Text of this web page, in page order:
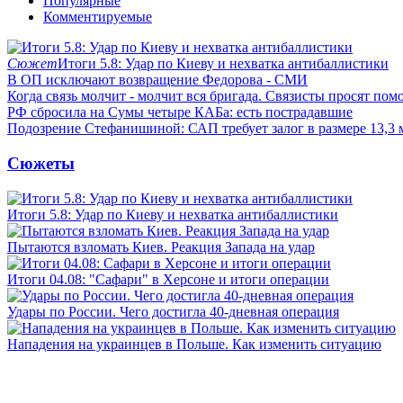
Комментируемые
СюжетИтоги 5.8: Удар по Киеву и нехватка антибаллистики
В ОП исключают возвращение Федорова - СМИ
Когда связь молчит - молчит вся бригада. Связисты просят
РФ сбросила на Сумы четыре КАБа: есть пострадавшие
Подозрение Стефанишиной: САП требует залог в размере 13,3
Сюжеты
Итоги 5.8: Удар по Киеву и нехватка антибаллистики
Пытаются взломать Киев. Реакция Запада на удар
Итоги 04.08: "Сафари" в Херсоне и итоги операции
Удары по России. Чего достигла 40-дневная операция
Нападения на украинцев в Польше. Как изменить ситуацию